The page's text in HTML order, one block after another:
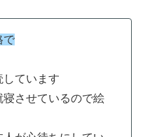
で
ています
させているので絵